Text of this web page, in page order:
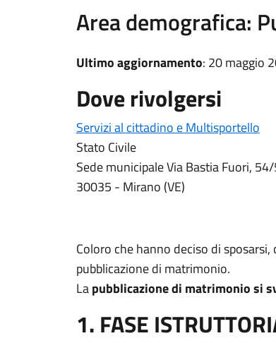
Area demografica:
Ultimo aggiornamento: 20 maggio
Dove rivolgersi
Servizi al cittadino e Multisportello
Stato Civile
Sede municipale Via Bastia Fuori,
30035 - Mirano (VE)
Coloro che hanno deciso di
pubblicazione di matrimonio.
Lapubblicazione di matrimonio si
1. FASE